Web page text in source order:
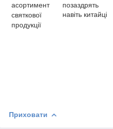
асортимент
святкової
продукції
позаздрять
навіть китайці
Приховати